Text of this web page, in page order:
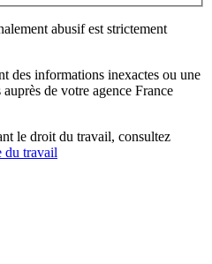
abusif est strictement
des informations inexactes ou une
de votre agence France
le droit du travail, consultez
du travail